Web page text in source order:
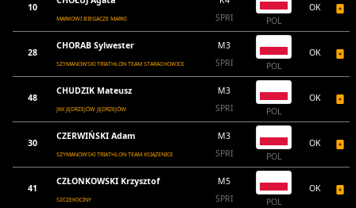
10
MARKOWI BIEGACZE MARKI
SPRI
POL
OK
28
CHORAB Sylwester
SZYMANOWSKI TRIATHLON TEAM STARACHOWICE
M3
SPRI
POL
OK
48
CHUDZIK Mateusz
JKK JĘDRZEJÓW JĘDRZEJÓW
M3
SPRI
POL
OK
30
CZERWIŃSKI Adam
SZYMANOWSKI TRIATHLON TEAM KSIĄŻENICE
M3
SPRI
POL
OK
41
CZŁONKOWSKI Krzysztof
SZCZEKOCINY
M5
SPRI
POL
OK